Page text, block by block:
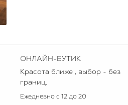
ОНЛАЙН-БУТИК
Красота ближе , выбор - без
границ.
Ежедневно с 12 до 20